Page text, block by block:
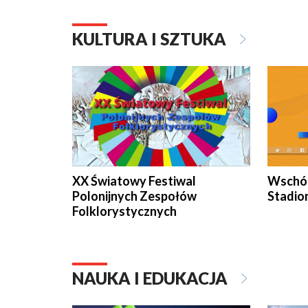
KULTURA I SZTUKA
XX Światowy Festiwal
Polonijnych Zespołów
Folklorystycznych
NAUKA I EDUKACJA